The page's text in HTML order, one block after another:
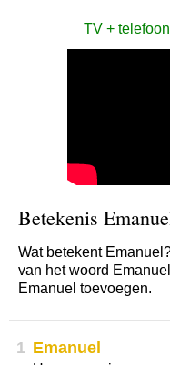
TV +
Betekenis
Wat betekent
van het woord
Emanuel toevoegen.
1 Emanuel